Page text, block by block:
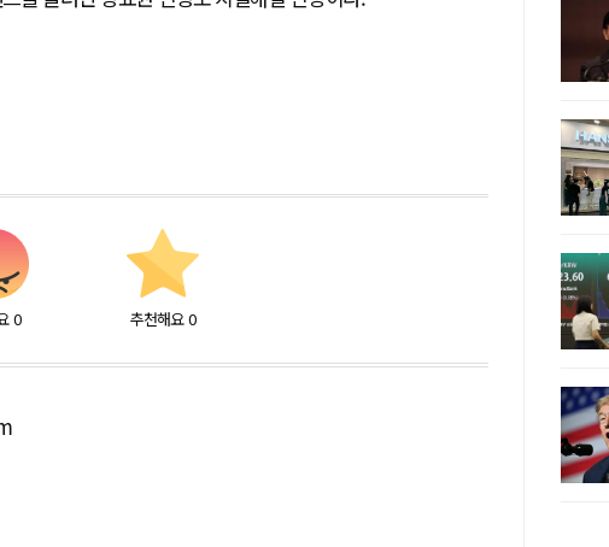
0 추천해요 0